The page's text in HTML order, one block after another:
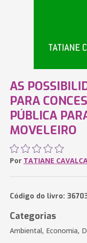
AS
PARA
PÚBLICA
MOVELEIRO
Por TATIANE
Código do livro:
Categorias
Ambiental, Economia,